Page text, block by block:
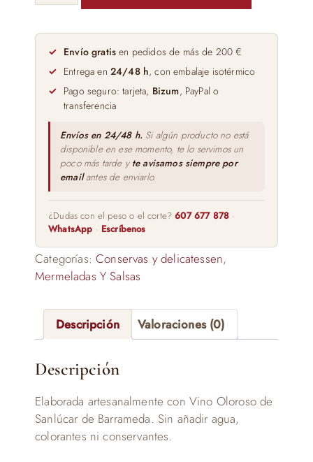
Oloroso
Tesorillo
150gr
cantidad
Envío gratis en pedidos de más de 200 €
Entrega en 24/48 h, con embalaje isotérmico
Pago seguro: tarjeta, Bizum, PayPal o
transferencia
Envíos en 24/48 h. Si algún producto no está
disponible en ese momento, te lo servimos un
poco más tarde y te avisamos siempre por
emailantes de enviarlo.
¿Dudas con el peso o el corte?607 677 878 ·
WhatsApp · Escríbenos
Categorías:Conservas y delicatessen,
Mermeladas Y Salsas
Descripción Valoraciones (0)
Descripción
Elaborada artesanalmente con Vino Oloroso de
Sanlúcar de Barrameda. Sin añadir agua,
colorantes ni conservantes.